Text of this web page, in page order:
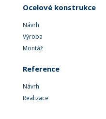
Ocelové konstrukce
Návrh
Výroba
Montáž
Reference
Návrh
Realizace